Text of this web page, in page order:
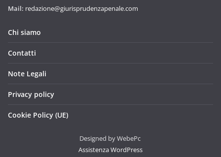
Mail: redazione@giurisprudenzapenale.com
Chi siamo
Contatti
Note Legali
Privacy policy
Cookie Policy (UE)
Designed by WebePc
Assistenza WordPress